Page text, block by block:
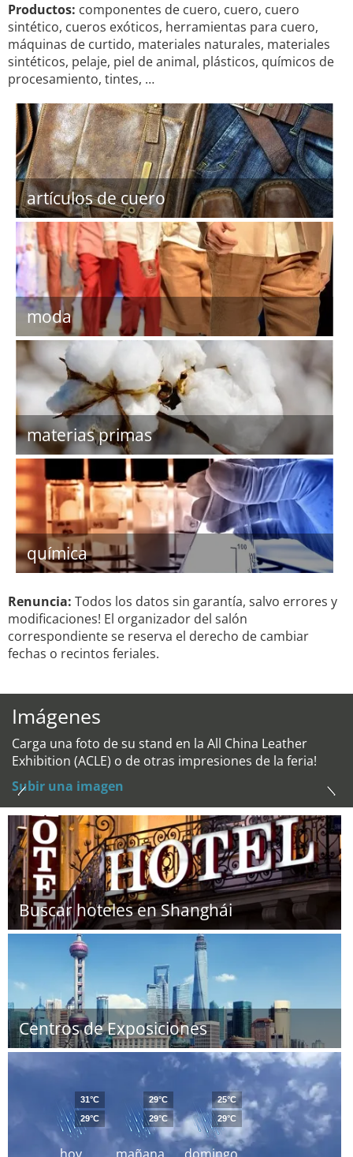
Productos: componentes de cuero, cuero, cuero
sintético, cueros exóticos, herramientas para cuero,
máquinas de curtido, materiales naturales, materiales
sintéticos, pelaje, piel de animal, plásticos, químicos de
procesamiento, tintes, …
artículos de cuero
moda
materias primas
química
Renuncia: Todos los datos sin garantía, salvo errores y
modificaciones! El organizador del salón
correspondiente se reserva el derecho de cambiar
fechas o recintos feriales.
Imágenes
Carga una foto de su stand en la All China Leather
Exhibition (ACLE) o de otras impresiones de la feria!
Subir una imagen
Buscar hoteles en Shanghái
Centros de Exposiciones
31°C
29°C
29°C
29°C
25°C
29°C